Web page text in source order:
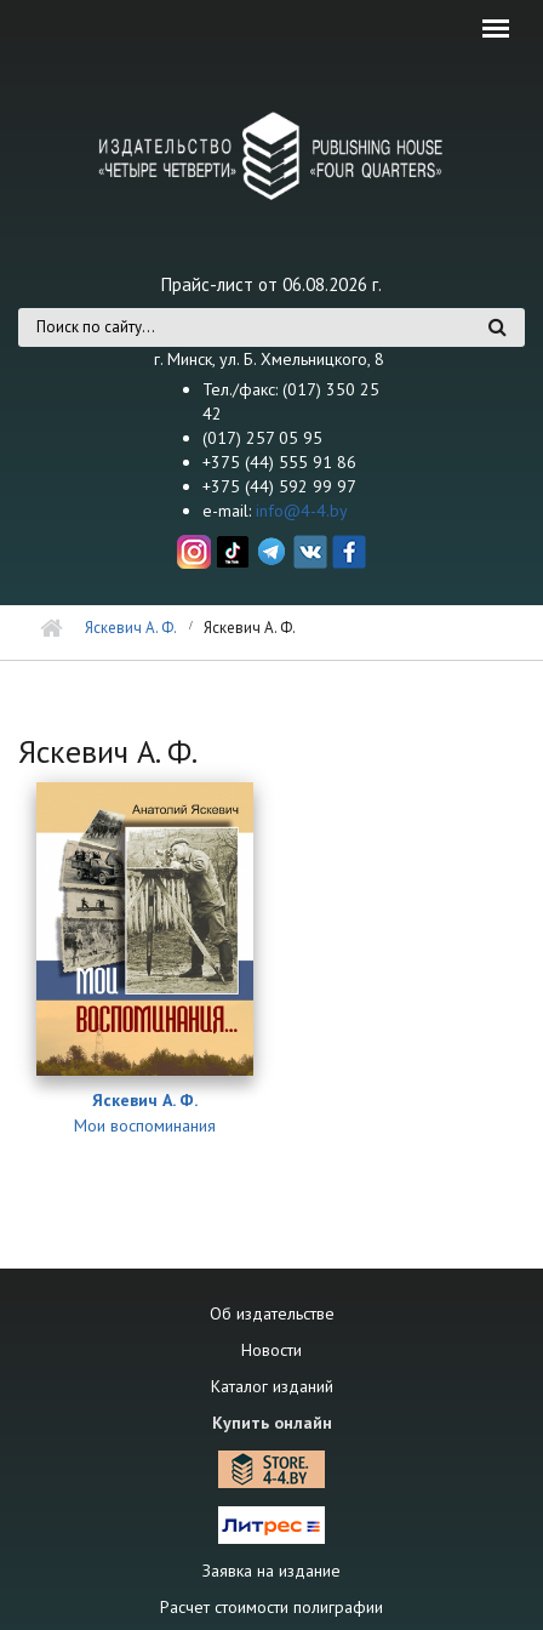
Прайс-лист от 06.08.2026 г.
Форма поискаг. Минск, ул. Б. Хмельницкого, 8
Тел./факс: (017) 350 25
42
(017) 257 05 95
+375 (44) 555 91 86
+375 (44) 592 99 97
e-mail: info@4-4.by
Яскевич А. Ф. Яскевич А. Ф.
Яскевич А. Ф.
Яскевич А. Ф.
Мои воспоминания
Об издательстве
Новости
Каталог изданий
Купить онлайн
Заявка на издание
Расчет стоимости полиграфии